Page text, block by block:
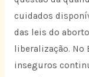
cuidados
das leis do
liberalização.
inseguros